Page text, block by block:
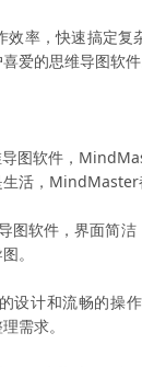
率，快速搞定
爱的思维导图软件
图软件，
活，MindMaster
图软件，界面简
。
设计和流畅的操
需求。